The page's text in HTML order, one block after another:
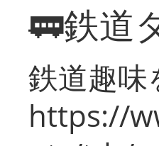
🚃鉄道
鉄道趣
https://